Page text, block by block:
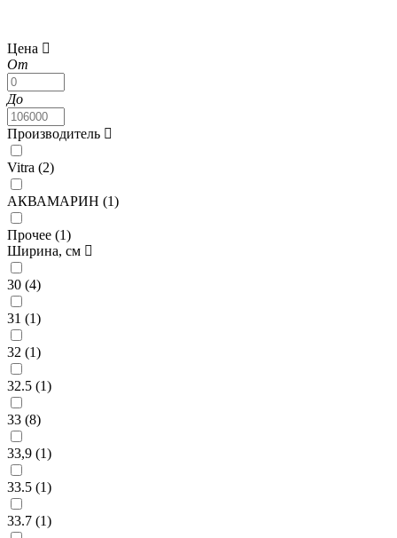
Цена
От
До
Производитель
Vitra (2)
АКВАМАРИН (1)
Прочее (1)
Ширина, см
30 (4)
31 (1)
32 (1)
32.5 (1)
33 (8)
33,9 (1)
33.5 (1)
33.7 (1)